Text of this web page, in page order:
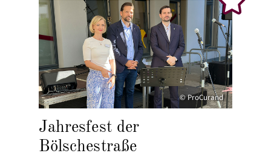
© ProCurand
Jahresfest der
Bölschestraße